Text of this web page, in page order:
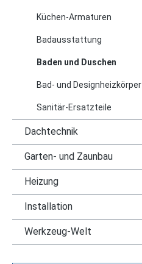
Küchen-Armaturen
Badausstattung
Baden und Duschen
Bad- und Designheizkörper
Sanitär-Ersatzteile
Dachtechnik
Garten- und Zaunbau
Heizung
Installation
Werkzeug-Welt